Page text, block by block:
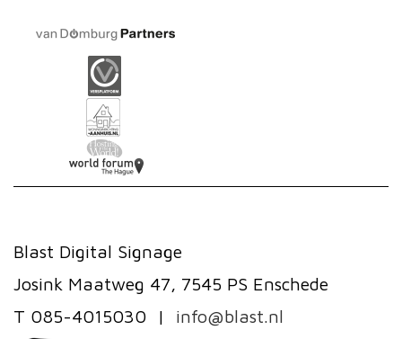
Blast Digital Signage
Josink Maatweg 47, 7545 PS Enschede
T 085-4015030 | info@blast.nl